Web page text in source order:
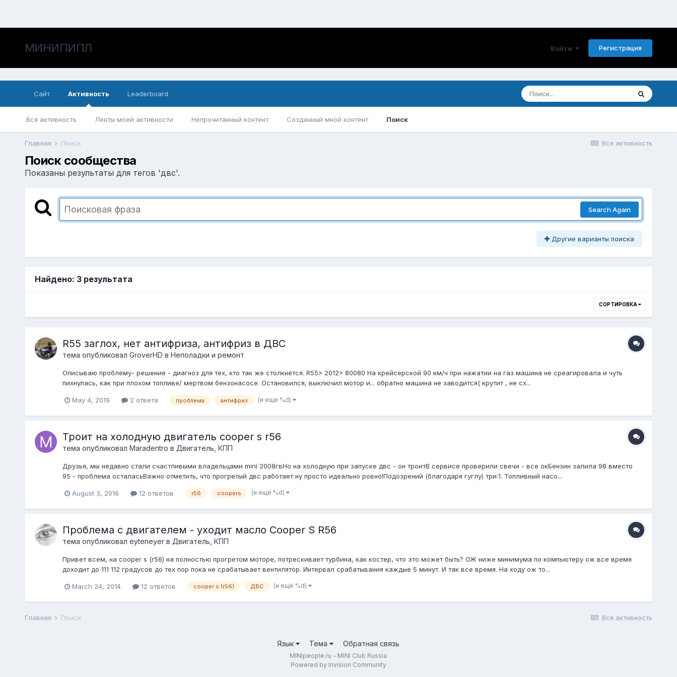
МИНИПИПЛ Войти Регистрация
Сайт Активность
Вся активность Ленты моей активности Непрочитанный контент Созданный мной контент Поиск
Leaderboard
Вся активность
Главная Поиск
Поиск сообщества
Показаны результаты для тегов 'двс'.
Search Again
Другие варианты поиска
Найдено: 3 результата
СОРТИРОВКА
R55 заглох, нет антифриза, антифриз в ДВС
тема опубликовал GroverHD в Неполадки и ремонт
Описываю проблему- решение - диагноз для тех, кто так же столкнётся. R55> 2012> 80080 На крейсерской 90 км/ч при нажатии на газ машина не среагировала и чуть
пихнулась, как при плохом топливе/ мертвом бензонасосе. Остановился, выключил мотор и... обратно машина не заводится( крутит , не сх...
May 4, 2019 2 ответа проблема антифриз (и ещё %d)
Троит на холодную двигатель cooper s r56
тема опубликовал Maradentro в Двигатель, КПП
Друзья, мы недавно стали счастливыми владельцами mini 2008гвНо на холодную при запуске двс - он троитВ сервисе проверили свечи - все окБензин залила 98 вместо
95 - проблема осталасьВажно отметить, что прогретый двс работает ну просто идеально ровно!Подозрений (благодаря гуглу) три:1. Топливный насо...
August 3, 2016 12 ответов r56 coopers (и ещё %d)
Проблема с двигателем - уходит масло Cooper S R56
тема опубликовал eyteneyerв Двигатель, КПП
Привет всем, на cooper s (r56) на полностью прогретом моторе, потрескивает турбина, как костер, что это может быть? ОЖ ниже минимума по компьютеру ож все время
доходит до 111 112 градусов до тех пор пока не срабатывает вентилятор. Интервал срабатывания каждые 5 минут. И так все время. На ходу ож то...
March 24, 2014 12 ответов cooper s (r56) ДВС (и ещё %d)
Вся активность
Главная Поиск
Язык Тема Обратная связь
MINIpeople.ru - MINI Club Russia
Powered by Invision Community